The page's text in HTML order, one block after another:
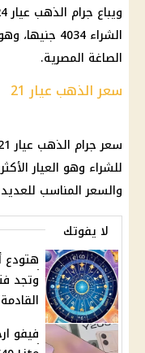
الشراء
الصاغة المصرية.
سعر الذهب عيار 21
للشراء وهو العيار
والسعر المناسب
لا يفوتك
وتجد
القادمة
فيفو